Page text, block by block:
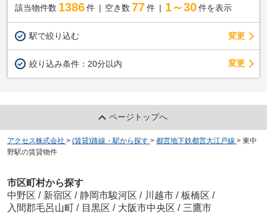
該当物件数 1386件 空き数 77 件 1～30 件を表示
駅で絞り込む 変更
絞り込み条件： 20分以内 変更
ページトップへ
アクセス株式会社 > (賃貸)路線・駅から探す > 都営地下鉄都営大江戸線 > 東中
野駅の賃貸物件
市区町村から探す
中野区 / 新宿区 / 静岡市駿河区 / 川越市 / 板橋区 /
入間郡毛呂山町 / 目黒区 / 大阪市中央区 / 三鷹市